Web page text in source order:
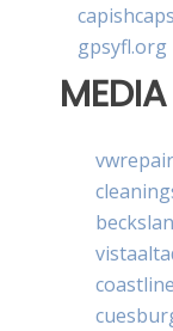
gpsyfl.org